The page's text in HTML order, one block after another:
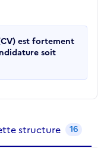
est fortement
soit
structure 16